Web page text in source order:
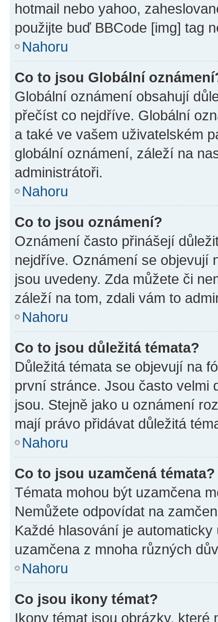
hotmail nebo yahoo,
použijte buď BBCode [img] tag
Nahoru
Co to jsou Globální
Globální oznámení obsahují
přečíst co nejdříve. Globální
a také ve vašem uživatelském
globální oznámení, záleží na
administrátoři.
Nahoru
Co to jsou oznámení?
Oznámení často přinášejí
nejdříve. Oznámení se objevují
jsou uvedeny. Zda můžete či
záleží na tom, zdali vám to
Nahoru
Co to jsou důležitá témata?
Důležitá témata se objevují na
první stránce. Jsou často velmi
jsou. Stejně jako u oznámení
mají právo přidávat důležitá
Nahoru
Co to jsou uzamčená témata?
Témata mohou být uzamčena
Nemůžete odpovídat na
Každé hlasování je
uzamčena z mnoha různých
Nahoru
Co jsou ikony témat?
Ikony témat jsou obrázky,